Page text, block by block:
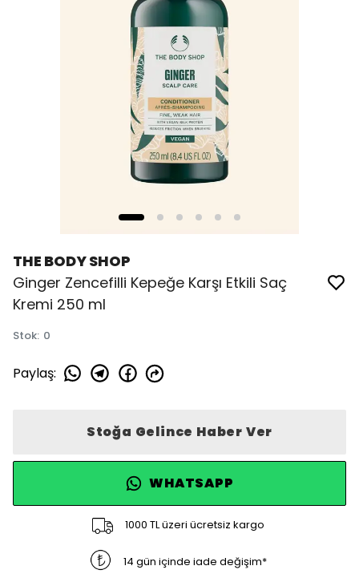
THE BODY SHOP
Ginger Zencefilli Kepeğe Karşı Etkili Saç
Kremi 250 ml
Stok: 0
Paylaş:
Stoğa Gelince Haber Ver
WHATSAPP
1000 TL üzeri ücretsiz kargo
14 gün içinde iade değişim*